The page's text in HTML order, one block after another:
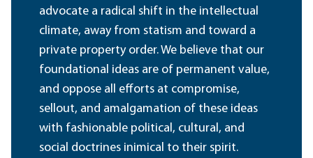
advocate a radical shift in the intellectual
climate, away from statism and toward a
private property order. We believe that our
foundational ideas are of permanent value,
and oppose all efforts at compromise,
sellout, and amalgamation of these ideas
with fashionable political, cultural, and
social doctrines inimical to their spirit.